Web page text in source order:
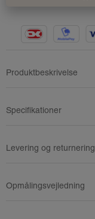
Produktbeskrivelse
Specifikationer
Levering og returnering
Opmålingsvejledning